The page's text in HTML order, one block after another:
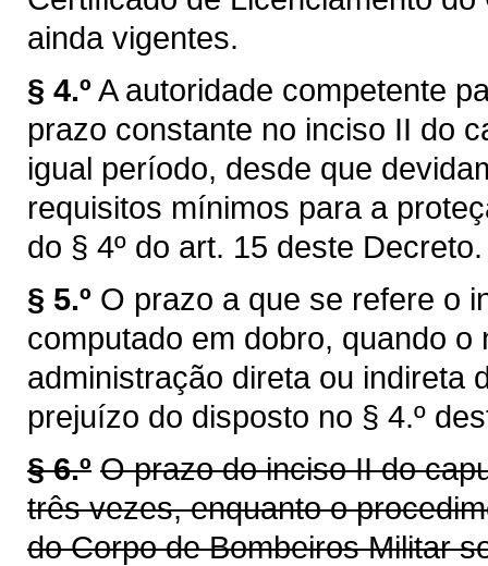
ainda vigentes.
§ 4.º A autoridade competente
prazo constante no inciso II do
igual período, desde que
requisitos mínimos para a
do § 4º do art. 15 deste Decreto.
§ 5.º O prazo a que se refere o
computado em dobro, quando
administração direta ou indireta
prejuízo do disposto no § 4.º
§ 6.º O prazo do inciso II do
três vezes, enquanto o
do Corpo de Bombeiros Militar